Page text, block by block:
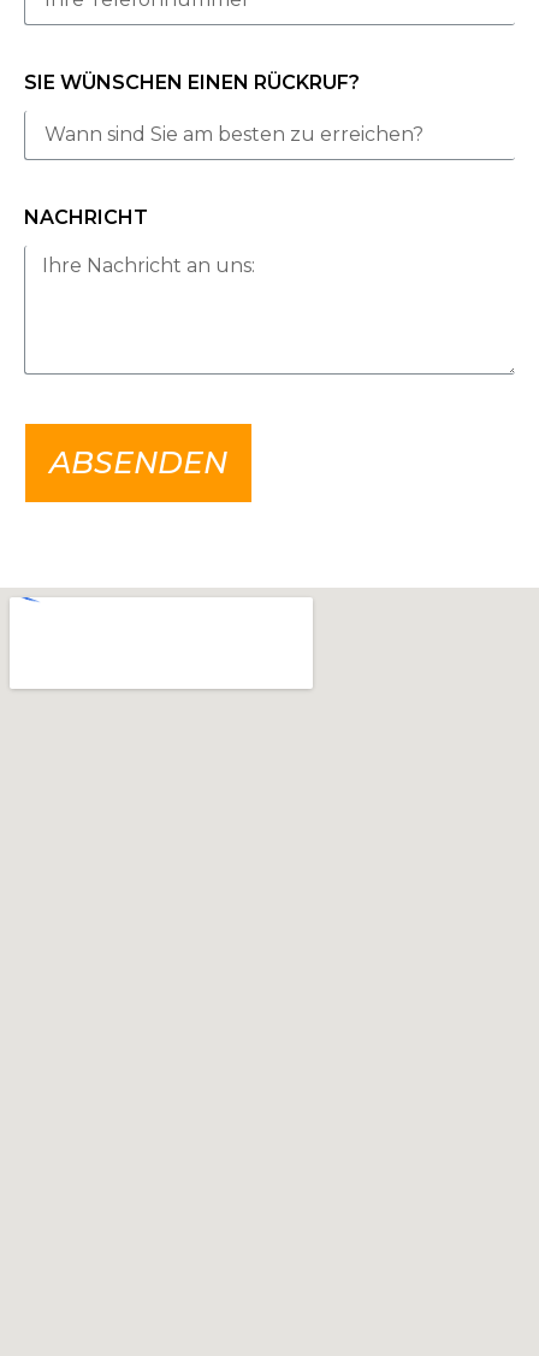
SIE WÜNSCHEN EINEN RÜCKRUF?
NACHRICHT
ABSENDEN